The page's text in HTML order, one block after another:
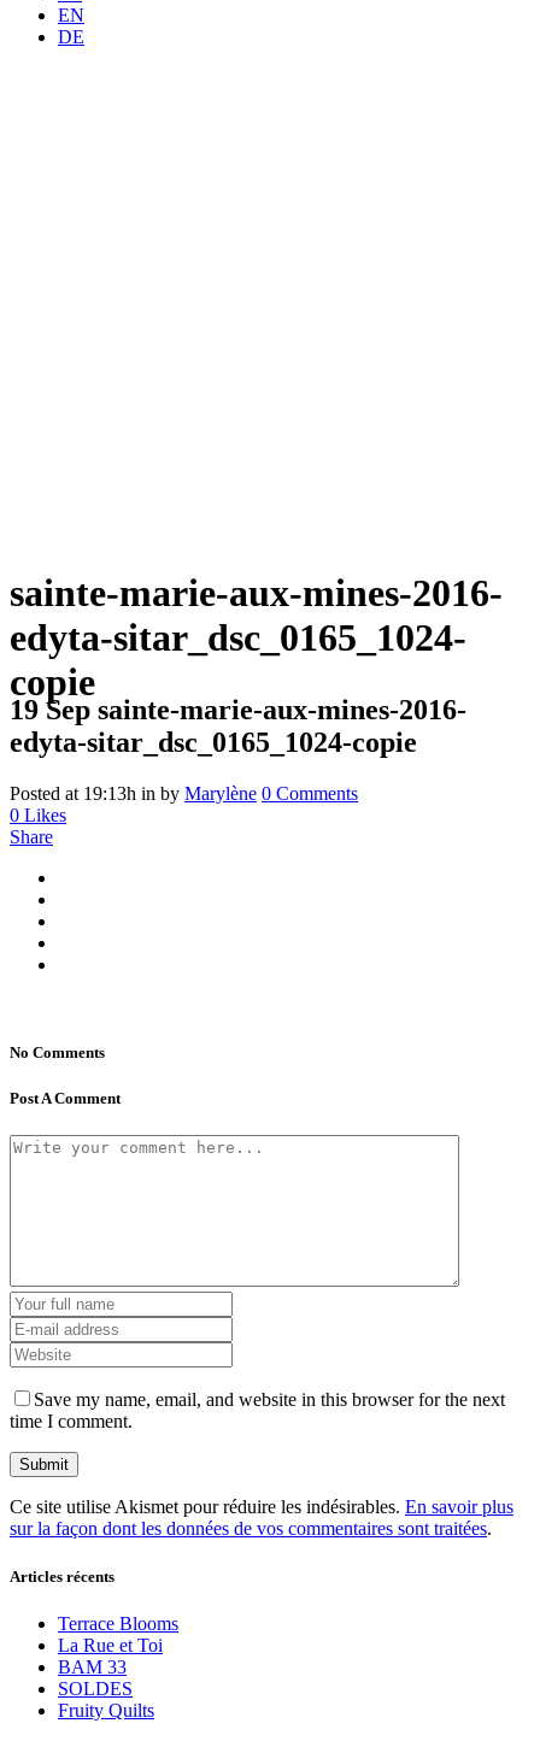
EN
DE
sainte-marie-aux-mines-2016-
edyta-sitar_dsc_0165_1024-
copie
19 Sep sainte-marie-aux-mines-2016-
edyta-sitar_dsc_0165_1024-copie
Posted at 19:13h in by Marylène 0 Comments
0 Likes
Share
No Comments
Post A Comment
Save my name, email, and website in this browser for the next
time I comment.
Ce site utilise Akismet pour réduire les indésirables. En savoir plus
sur la façon dont les données de vos commentaires sont traitées.
Articles récents
Terrace Blooms
La Rue et Toi
BAM 33
SOLDES
Fruity Quilts